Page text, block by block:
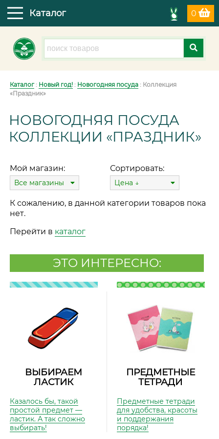
0
Каталог
Каталог: Новый год! : Новогодняя посуда : Коллекция
«Праздник»
НОВОГОДНЯЯ ПОСУДА
КОЛЛЕКЦИИ «ПРАЗДНИК»
Мой магазин:
Все магазины
Сортировать:
Цена ↓
К сожалению, в данной категории товаров пока
нет.
Перейти в каталог
ЭТО ИНТЕРЕСНО:
ВЫБИРАЕМ
ЛАСТИК
Казалось бы, такой
простой предмет —
ластик. А так сложно
выбирать!
ПРЕДМЕТНЫЕ
ТЕТРАДИ
Предметные тетради
для удобства, красоты
и поддержания
порядка!